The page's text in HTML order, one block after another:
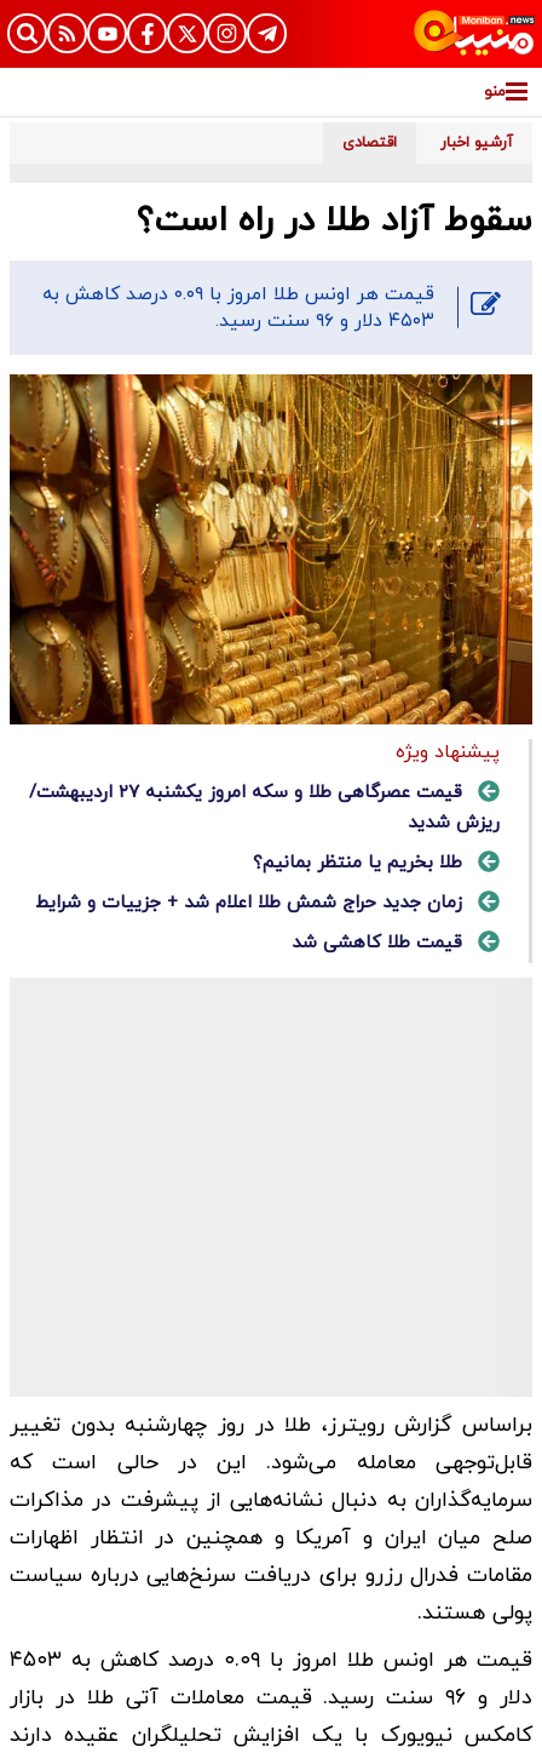
منو
آرشیو اخبار اقتصادی
سقوط آزاد طلا در راه است؟
قیمت هر اونس طلا امروز با ۰.۰۹ درصد کاهش به
۴۵۰۳ دلار و ۹۶ سنت رسید.
پیشنهاد ویژه
قیمت عصرگاهی طلا و سکه امروز یکشنبه ۲۷ اردیبهشت/
ریزش شدید
طلا بخریم یا منتظر بمانیم؟
زمان جدید حراج شمش طلا اعلام شد + جزییات و شرایط
قیمت طلا کاهشی شد
براساس گزارش رویترز، طلا در روز چهارشنبه بدون تغییر
قابل‌توجهی معامله می‌شود. این در حالی است که
سرمایه‌گذاران به دنبال نشانه‌هایی از پیشرفت در مذاکرات
صلح میان ایران و آمریکا و همچنین در انتظار اظهارات
مقامات فدرال رزرو برای دریافت سرنخ‌هایی درباره سیاست
پولی هستند.
قیمت هر اونس طلا امروز با ۰.۰۹ درصد کاهش به ۴۵۰۳
دلار و ۹۶ سنت رسید. قیمت معاملات آتی طلا در بازار
کامکس نیویورک با یک افزایش تحلیلگران عقیده دارند